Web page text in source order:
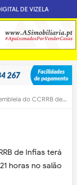
DE VIZELA
do CCRRB de Infias
de Infias terá
horas no salão